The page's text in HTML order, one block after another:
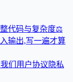
代码与复杂度⚖️
输出,写一遍才算
们 用户协议 隐私